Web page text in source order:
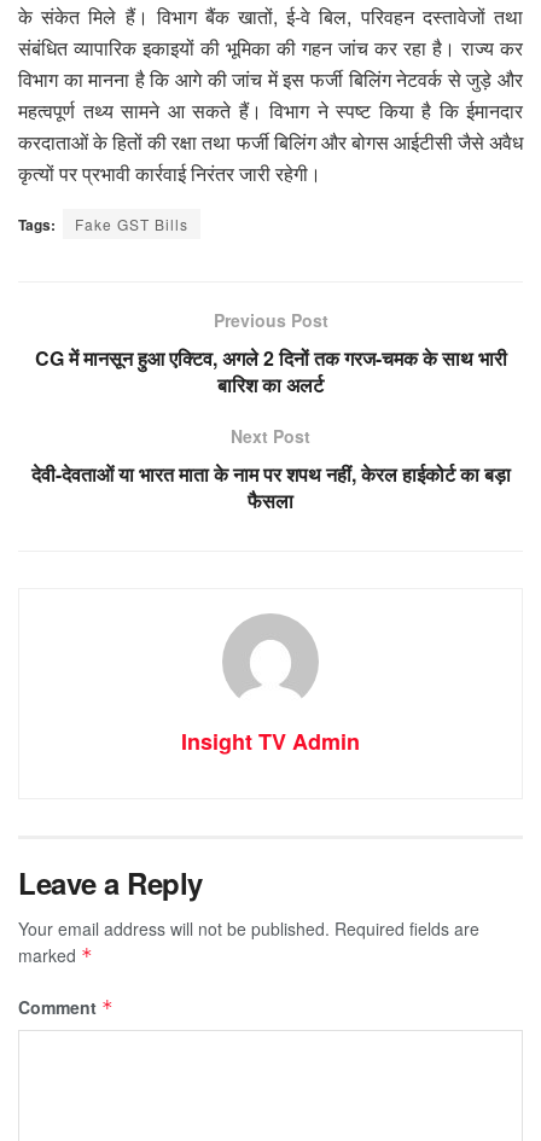
के संकेत मिले हैं। विभाग बैंक खातों, ई-वे बिल, परिवहन दस्तावेजों तथा
संबंधित व्यापारिक इकाइयों की भूमिका की गहन जांच कर रहा है। राज्य कर
विभाग का मानना है कि आगे की जांच में इस फर्जी बिलिंग नेटवर्क से जुड़े और
महत्वपूर्ण तथ्य सामने आ सकते हैं। विभाग ने स्पष्ट किया है कि ईमानदार
करदाताओं के हितों की रक्षा तथा फर्जी बिलिंग और बोगस आईटीसी जैसे अवैध
कृत्यों पर प्रभावी कार्रवाई निरंतर जारी रहेगी।
Tags: Fake GST Bills
Previous Post
CG में मानसून हुआ एक्टिव, अगले 2 दिनों तक गरज-चमक के साथ भारी
बारिश का अलर्ट
Next Post
देवी-देवताओं या भारत माता के नाम पर शपथ नहीं, केरल हाईकोर्ट का बड़ा
फैसला
Insight TV Admin
Leave a Reply
Your email address will not be published. Required fields are
marked *
Comment *